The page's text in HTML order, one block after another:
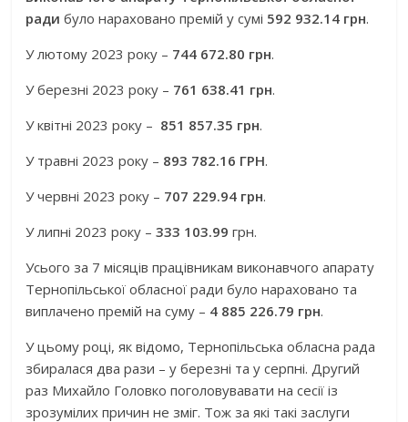
ради було нараховано премій у сумі 592 932.14 грн.
У лютому 2023 року – 744 672.80 грн.
У березні 2023 року – 761 638.41 грн.
У квітні 2023 року – 851 857.35 грн.
У травні 2023 року – 893 782.16 ГРН.
У червні 2023 року – 707 229.94 грн.
У липні 2023 року –333 103.99 грн.
Усього за 7 місяців працівникам виконавчого апарату
Тернопільської обласної ради було нараховано та
виплачено премій на суму – 4 885 226.79 грн.
У цьому році, як відомо, Тернопільська обласна рада
збиралася два рази – у березні та у серпні. Другий
раз Михайло Головко поголовувавати на сесії із
зрозумілих причин не зміг. Тож за які такі заслуги